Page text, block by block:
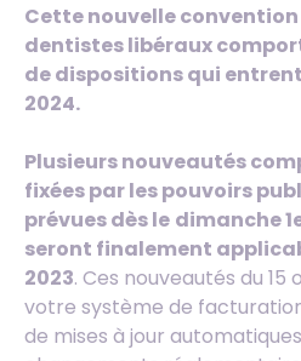
Cette nouvelle
dentistes libéraux
de dispositions qui
2024.
Plusieurs nouveautés
fixées par les pouvoirs
prévues dès le dimanche
seront finalement
2023. Ces nouveautés du
votre système de
de mises à jour